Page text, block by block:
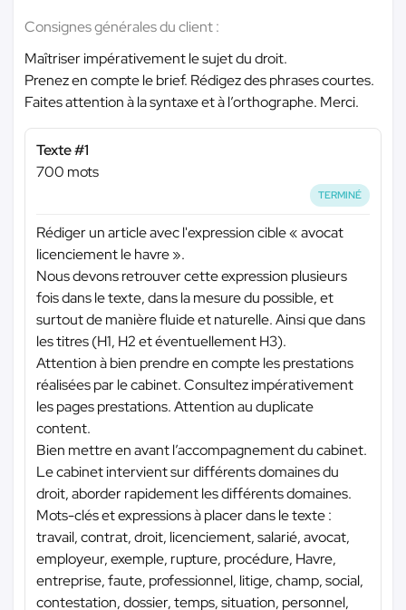
Consignes générales du client :
Maîtriser impérativement le sujet du droit.
Prenez en compte le brief. Rédigez des phrases courtes.
Faites attention à la syntaxe et à l’orthographe. Merci.
Texte #1
700 mots
TERMINÉ
Rédiger un article avec l'expression cible « avocat
licenciement le havre ».
Nous devons retrouver cette expression plusieurs
fois dans le texte, dans la mesure du possible, et
surtout de manière fluide et naturelle. Ainsi que dans
les titres (H1, H2 et éventuellement H3).
Attention à bien prendre en compte les prestations
réalisées par le cabinet. Consultez impérativement
les pages prestations. Attention au duplicate
content.
Bien mettre en avant l’accompagnement du cabinet.
Le cabinet intervient sur différents domaines du
droit, aborder rapidement les différents domaines.
Mots-clés et expressions à placer dans le texte :
travail, contrat, droit, licenciement, salarié, avocat,
employeur, exemple, rupture, procédure, Havre,
entreprise, faute, professionnel, litige, champ, social,
contestation, dossier, temps, situation, personnel,